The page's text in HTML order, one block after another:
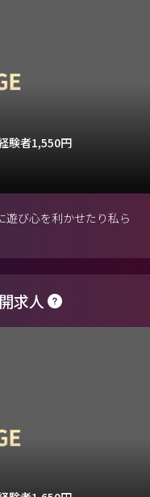
験者1,550円
遊び心を利かせたり私ら
求人